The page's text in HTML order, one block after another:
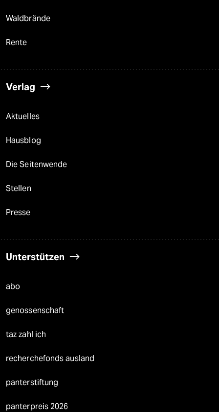
Waldbrände
Rente
Verlag
Aktuelles
Hausblog
Die Seitenwende
Stellen
Presse
Unterstützen
abo
genossenschaft
taz zahl ich
recherchefonds ausland
panterstiftung
panterpreis 2026